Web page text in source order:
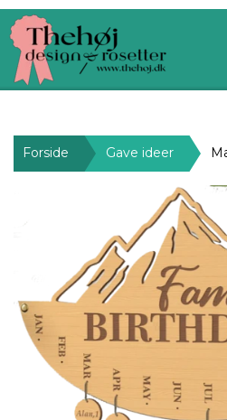
Forside Gave ideer